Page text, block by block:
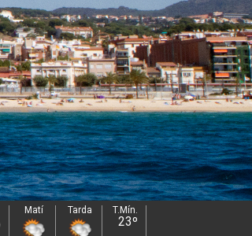
Tarda T.Mín.
24º
T.Màx.
32º